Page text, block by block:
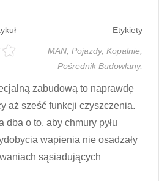
Etykiety
MAN, Pojazdy, Kopalnie,
Pośrednik Budowlany,
zabudową to naprawdę
aż sześć funkcji czyszczenia.
dba o to, aby chmury pyłu
wapienia nie osadzały
sąsiadujących